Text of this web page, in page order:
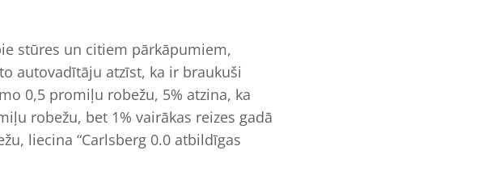
stūres un citiem pārkāpumiem,
autovadītāju atzīst, ka ir braukuši
0,5 promiļu robežu, 5% atzina, ka
robežu, bet 1% vairākas reizes gadā
liecina “Carlsberg 0.0 atbildīgas